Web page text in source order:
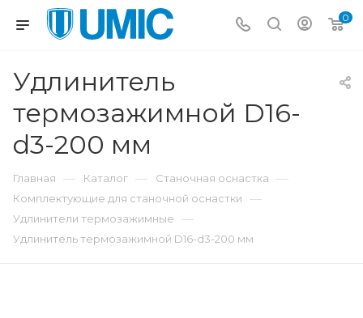
0
Удлинитель
термозажимной D16-
d3-200 мм
Главная — Каталог — Станочная оснастка —
Комплектующие для станочной оснастки —
Удлинители термозажимные —
Удлинитель термозажимной D16-d3-200 мм